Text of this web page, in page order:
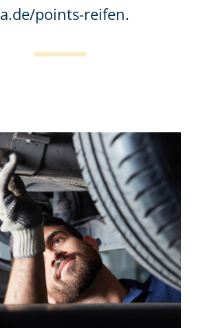
points-reifen.